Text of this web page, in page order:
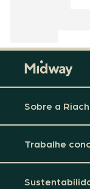
Sobre a
Trabalhe